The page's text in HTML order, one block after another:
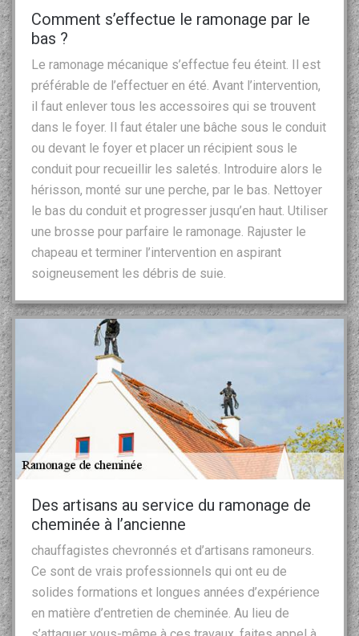
Comment s’effectue le ramonage par le
bas ?
Le ramonage mécanique s’effectue feu éteint. Il est
préférable de l’effectuer en été. Avant l’intervention,
il faut enlever tous les accessoires qui se trouvent
dans le foyer. Il faut étaler une bâche sous le conduit
ou devant le foyer et placer un récipient sous le
conduit pour recueillir les saletés. Introduire alors le
hérisson, monté sur une perche, par le bas. Nettoyer
le bas du conduit et progresser jusqu’en haut. Utiliser
une brosse pour parfaire le ramonage. Rajuster le
chapeau et terminer l’intervention en aspirant
soigneusement les débris de suie.
Des artisans au service du ramonage de
cheminée à l’ancienne
chauffagistes chevronnés et d’artisans ramoneurs.
Ce sont de vrais professionnels qui ont eu de
solides formations et longues années d’expérience
en matière d’entretien de cheminée. Au lieu de